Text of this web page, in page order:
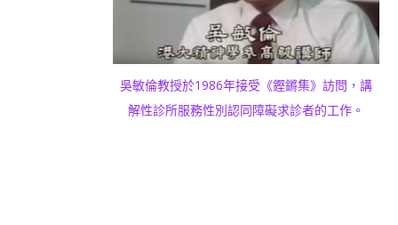
吳敏倫教授於1986年接受《鏗鏘集》訪問，講
解性診所服務性別認同障礙求診者的工作。